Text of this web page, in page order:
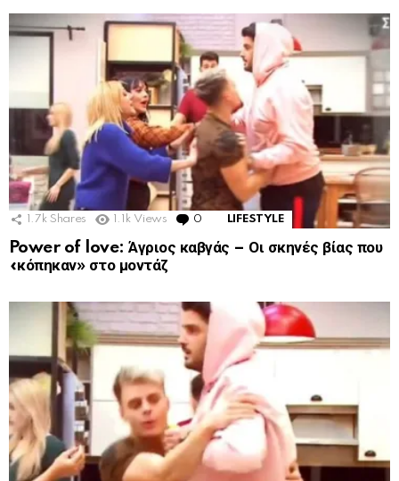
1.7k Shares 1.1k Views 0 Comments
LIFESTYLE
Power of love: Άγριος καβγάς – Οι σκηνές βίας που
«κόπηκαν» στο μοντάζ